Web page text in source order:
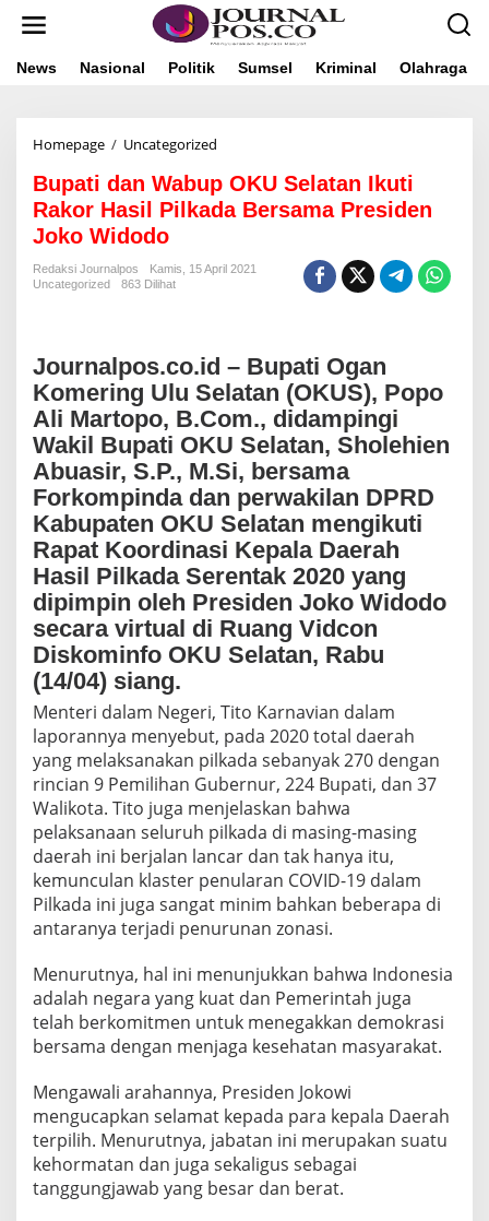
News Nasional Politik Sumsel Kriminal Olahraga
Homepage / Uncategorized
p
a
t
d
b
u
p
O
K
U
S
e
a
t
a
n
I
k
u
R
k
o
r
H
a
s
l
P
i
k
d
a
B
a
m
a
P
Bupati dan Wabup OKU Selatan Ikuti
Rakor Hasil Pilkada Bersama Presiden
Joko Widodo
Redaksi Journalpos
Kamis, 15 April 2021
Uncategorized
863 Dilihat
Journalpos.co.id – Bupati Ogan
Komering Ulu Selatan (OKUS), Popo
Ali Martopo, B.Com., didampingi
Wakil Bupati OKU Selatan, Sholehien
Abuasir, S.P., M.Si, bersama
Forkompinda dan perwakilan DPRD
Kabupaten OKU Selatan mengikuti
Rapat Koordinasi Kepala Daerah
Hasil Pilkada Serentak 2020 yang
dipimpin oleh Presiden Joko Widodo
secara virtual di Ruang Vidcon
Diskominfo OKU Selatan, Rabu
(14/04) siang.
Menteri dalam Negeri, Tito Karnavian dalam
laporannya menyebut, pada 2020 total daerah
yang melaksanakan pilkada sebanyak 270 dengan
rincian 9 Pemilihan Gubernur, 224 Bupati, dan 37
Walikota. Tito juga menjelaskan bahwa
pelaksanaan seluruh pilkada di masing-masing
daerah ini berjalan lancar dan tak hanya itu,
kemunculan klaster penularan COVID-19 dalam
Pilkada ini juga sangat minim bahkan beberapa di
antaranya terjadi penurunan zonasi.
Menurutnya, hal ini menunjukkan bahwa Indonesia
adalah negara yang kuat dan Pemerintah juga
telah berkomitmen untuk menegakkan demokrasi
bersama dengan menjaga kesehatan masyarakat.
Mengawali arahannya, Presiden Jokowi
mengucapkan selamat kepada para kepala Daerah
terpilih. Menurutnya, jabatan ini merupakan suatu
kehormatan dan juga sekaligus sebagai
tanggungjawab yang besar dan berat.